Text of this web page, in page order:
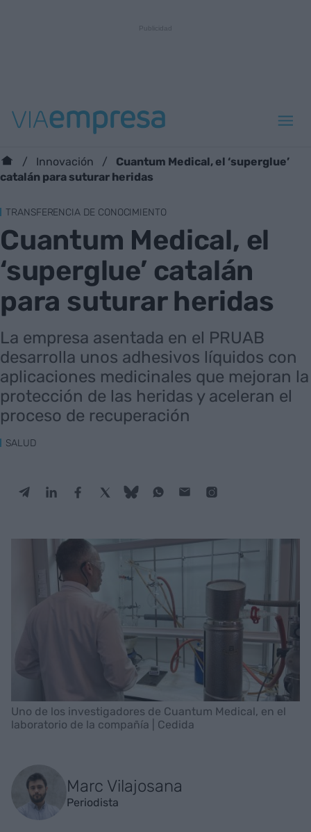
Innovación
Cuantum Medical, el ‘superglue’
catalán para suturar heridas
TRANSFERENCIA DE CONOCIMIENTO
Cuantum Medical, el
‘superglue’ catalán
para suturar heridas
La empresa asentada en el PRUAB
desarrolla unos adhesivos líquidos con
aplicaciones medicinales que mejoran la
protección de las heridas y aceleran el
proceso de recuperación
SALUD
Uno de los investigadores de Cuantum Medical, en el
laboratorio de la compañía | Cedida
Marc Vilajosana
Periodista